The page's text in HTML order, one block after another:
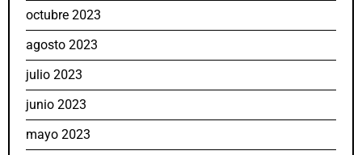
octubre 2023
agosto 2023
julio 2023
junio 2023
mayo 2023